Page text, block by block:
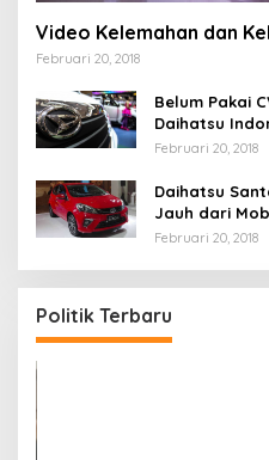
Video Kelemahan dan
Februari 20, 2018
Belum Pakai
Daihatsu
Februari 20, 2018
Daihatsu
Jauh dari
Februari 20, 2018
Politik Terbaru